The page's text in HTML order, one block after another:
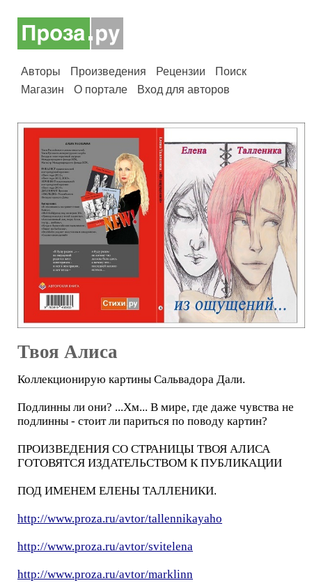
Авторы Произведения Рецензии
Поиск
Магазин
О портале Вход для авторов
Твоя Алиса
Коллекционирую картины Сальвадора Дали.
Подлинны ли они? ...Хм... В мире, где даже чувства не
подлинны - стоит ли париться по поводу картин?
ПРОИЗВЕДЕНИЯ СО СТРАНИЦЫ ТВОЯ АЛИСА
ГОТОВЯТСЯ ИЗДАТЕЛЬСТВОМ К ПУБЛИКАЦИИ
ПОД ИМЕНЕМ ЕЛЕНЫ ТАЛЛЕНИКИ.
http://www.proza.ru/avtor/tallennikayaho
http://www.proza.ru/avtor/svitelena
http://www.proza.ru/avtor/marklinn